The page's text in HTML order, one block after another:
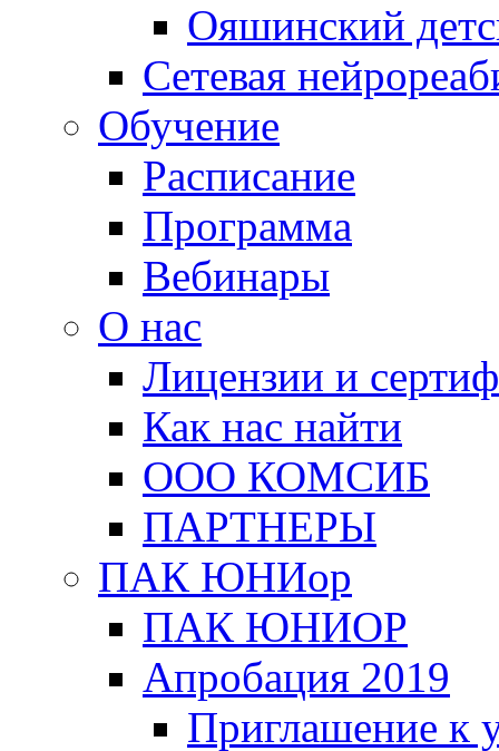
Ояшинский
Сетевая
Обучение
Расписание
Программа
Вебинары
О нас
Лицензии и
Как нас найти
ООО КОМСИБ
ПАРТНЕРЫ
ПАК ЮНИор
ПАК ЮНИОР
Апробация 2019
Приглашение к